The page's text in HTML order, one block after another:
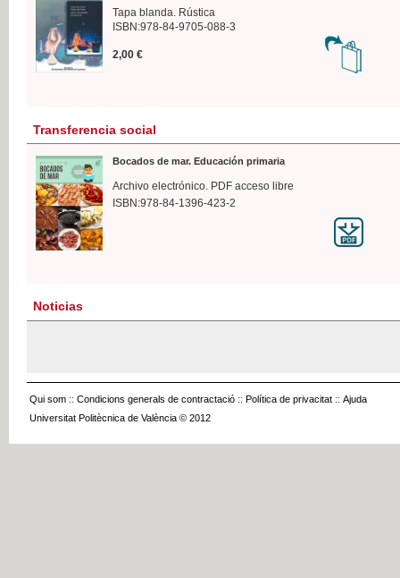
Tapa blanda. Rústica
ISBN:978-84-9705-088-3
2,00 €
Transferencia social
Bocados de mar. Educación primaria
Archivo electrónico. PDF acceso libre
ISBN:978-84-1396-423-2
Noticias
Qui som :: Condicions generals de contractació :: Política de privacitat :: Ajuda
Universitat Politècnica de València © 2012